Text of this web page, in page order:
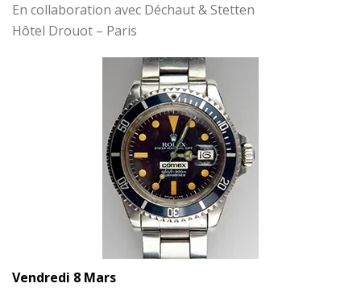
En collaboration avec Déchaut & Stetten
Hôtel Drouot – Paris
Vendredi 8 Mars